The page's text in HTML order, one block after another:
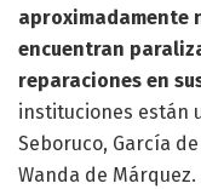
aproximadamente
encuentran
reparaciones en
instituciones están
Seboruco, García
Wanda de Márquez.